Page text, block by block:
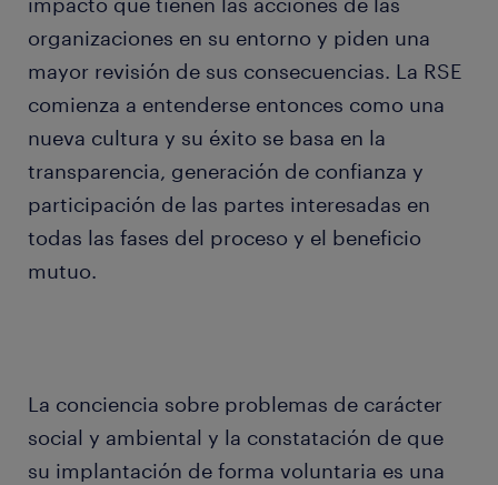
organizaciones en su entorno y piden una
mayor revisión de sus consecuencias. La RSE
comienza a entenderse entonces como una
nueva cultura y su éxito se basa en la
transparencia, generación de confianza y
participación de las partes interesadas en
todas las fases del proceso y el beneficio
mutuo.
La conciencia sobre problemas de carácter
social y ambiental y la constatación de que
su implantación de forma voluntaria es una